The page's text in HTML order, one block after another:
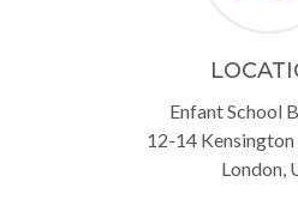
Enfant School
12-14
London,